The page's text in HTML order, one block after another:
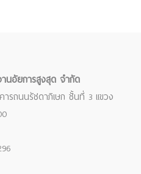
นอัยการสูงสุด จำกัด
รถนนรัชดาภิเษก ชั้นที่ 3 แขวง